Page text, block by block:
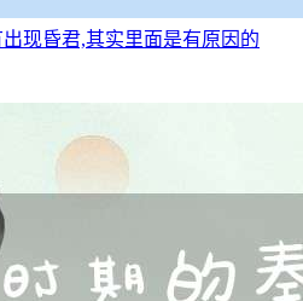
现昏君,其实里面是有原因的